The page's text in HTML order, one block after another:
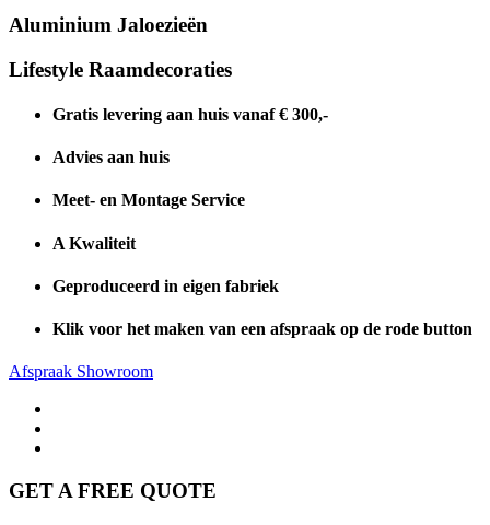
Aluminium Jaloezieën
Lifestyle Raamdecoraties
Gratis levering aan huis vanaf € 300,-
Advies aan huis
Meet- en Montage Service
A Kwaliteit
Geproduceerd in eigen fabriek
Klik voor het maken van een afspraak op de rode button
Afspraak Showroom
GET A FREE QUOTE